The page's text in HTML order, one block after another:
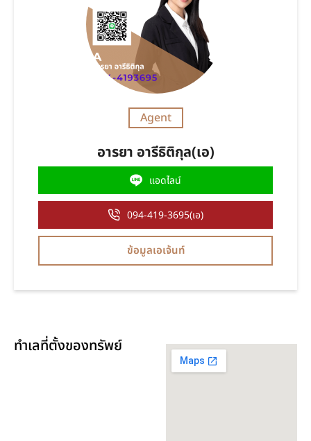
Agent
อารยา อารีธิติกุล(เอ)
แอดไลน์
094-419-3695(เอ)
ข้อมูลเอเจ้นท์
ทำเลที่ตั้งของทรัพย์